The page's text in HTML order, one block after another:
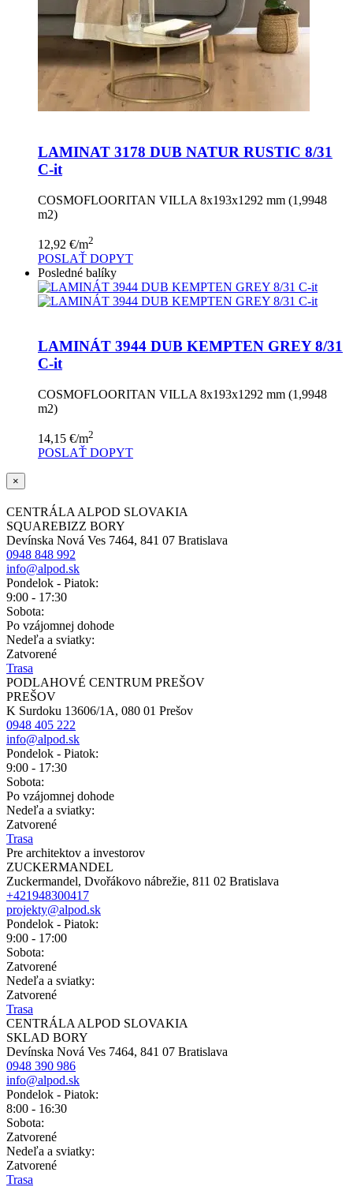
LAMINAT 3178 DUB NATUR RUSTIC 8/31
C-it
COSMOFLOORITAN VILLA 8x193x1292 mm (1,9948
m2)
12,92 €/m2
POSLAŤ DOPYT
Posledné balíky
LAMINÁT 3944 DUB KEMPTEN GREY 8/31
C-it
COSMOFLOORITAN VILLA 8x193x1292 mm (1,9948
m2)
14,15 €/m2
POSLAŤ DOPYT
×
CENTRÁLA ALPOD SLOVAKIA
SQUAREBIZZ BORY
Devínska Nová Ves 7464, 841 07 Bratislava
0948 848 992
info@alpod.sk
Pondelok - Piatok:
9:00 - 17:30
Sobota:
Po vzájomnej dohode
Nedeľa a sviatky:
Zatvorené
Trasa
PODLAHOVÉ CENTRUM PREŠOV
PREŠOV
K Surdoku 13606/1A, 080 01 Prešov
0948 405 222
info@alpod.sk
Pondelok - Piatok:
9:00 - 17:30
Sobota:
Po vzájomnej dohode
Nedeľa a sviatky:
Zatvorené
Trasa
Pre architektov a investorov
ZUCKERMANDEL
Zuckermandel, Dvořákovo nábrežie, 811 02 Bratislava
+421948300417
projekty@alpod.sk
Pondelok - Piatok:
9:00 - 17:00
Sobota:
Zatvorené
Nedeľa a sviatky:
Zatvorené
Trasa
CENTRÁLA ALPOD SLOVAKIA
SKLAD BORY
Devínska Nová Ves 7464, 841 07 Bratislava
0948 390 986
info@alpod.sk
Pondelok - Piatok:
8:00 - 16:30
Sobota:
Zatvorené
Nedeľa a sviatky:
Zatvorené
Trasa